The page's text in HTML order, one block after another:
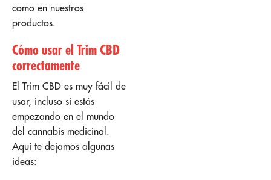
como en nuestros
productos.
Cómo usar el Trim CBD
correctamente
El Trim CBD es muy fácil de
usar, incluso si estás
empezando en el mundo
del cannabis medicinal.
Aquí te dejamos algunas
ideas: